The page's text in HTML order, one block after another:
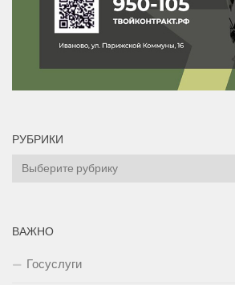
РУБРИКИ
Рубрики
ВАЖНО
Госуслуги